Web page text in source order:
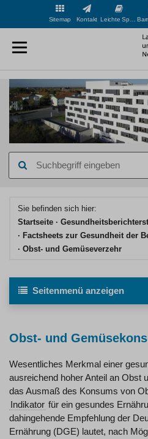
Sitemap Kontakt
eingeben
Sie befinden sich hier:
Startseite
Factsheets zur Gesundheit der
Obst- und Gemüseverzehr
Seitenmenü anzeigen
Obst- und
Wesentliches Merkmal einer
ausreichend hoher Anteil an Obst
das Ausmaß des Konsums von
Indikator für ein gesundes
dahingehende Empfehlung der
Ernährung (DGE) lautet, nach